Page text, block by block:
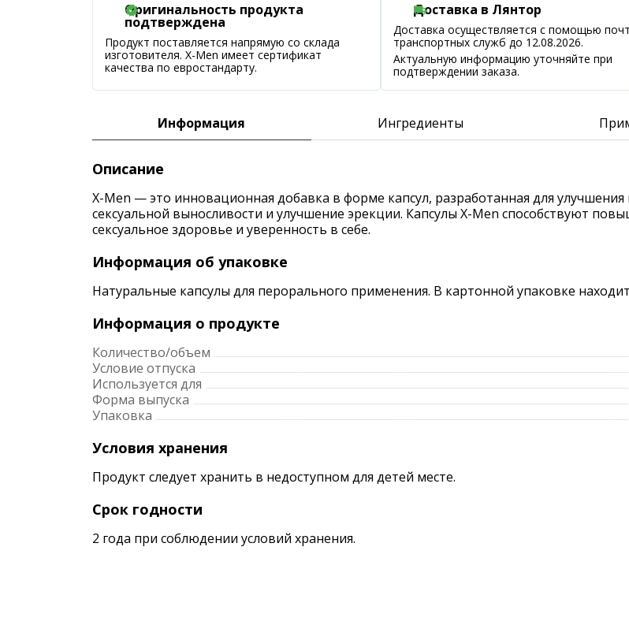
Оригинальность продукта
подтверждена
Продукт поставляется напрямую со склада
изготовителя. X-Men имеет сертификат
качества по евростандарту.
Доставка в Лянтор
Доставка осуществляется с помощью
транспортных служб до 12.08.2026.
Актуальную информацию уточняйте при
подтверждении заказа.
Информация Ингредиенты
Описание
X-Men — это инновационная добавка в форме капсул, разработанная для
сексуальной выносливости и улучшение эрекции. Капсулы X-Men способствуют
сексуальное здоровье и уверенность в себе.
Информация об упаковке
Натуральные капсулы для перорального применения. В картонной упаковке
Информация о продукте
Количество/объем
Условие отпуска
Используется для
Форма выпуска
Упаковка
Условия хранения
Продукт следует хранить в недоступном для детей месте.
Срок годности
2 года при соблюдении условий хранения.